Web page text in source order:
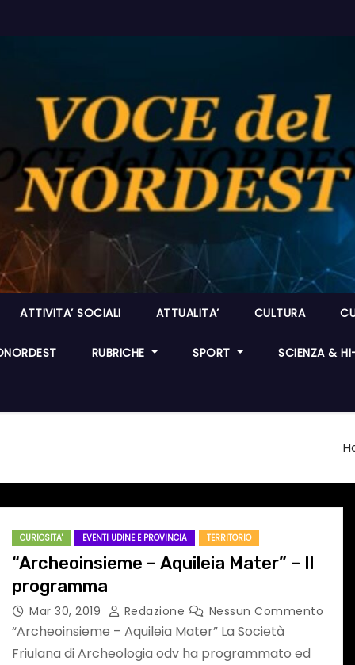
ATTIVITA’ SOCIALI ATTUALITA’ CULTURA
RUBRICHE SPORT SCIENZA &
CURIOSITA' EVENTI UDINE E PROVINCIA TERRITORIO
“Archeoinsieme – Aquileia Mater” – Il
programma
Mar 30, 2019 Redazione Nessun Commento
“Archeoinsieme – Aquileia Mater” La Società
Friulana di Archeologia odv ha programmato ed